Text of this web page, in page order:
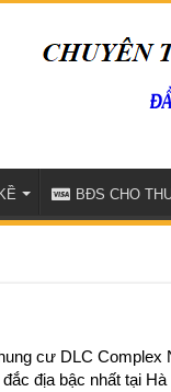
BĐS CHO
cư DLC Complex
địa bậc nhất tại